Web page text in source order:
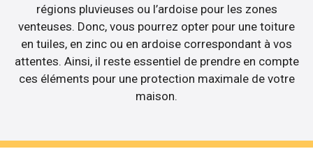
régions pluvieuses ou l’ardoise pour les zones
venteuses. Donc, vous pourrez opter pour une toiture
en tuiles, en zinc ou en ardoise correspondant à vos
attentes. Ainsi, il reste essentiel de prendre en compte
ces éléments pour une protection maximale de votre
maison.